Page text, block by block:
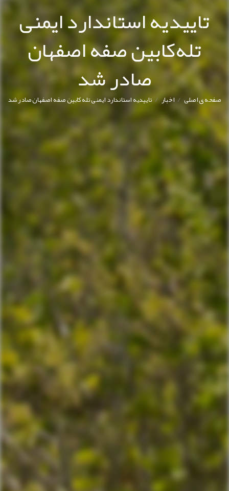
تاییدیه استاندارد ایمنی
تله‌کابین صفه اصفهان
صادر شد
صفحه ی اصلی/ اخبار/تاییدیه استاندارد ایمنی تله‌کابین صفه اصفهان صادر شد